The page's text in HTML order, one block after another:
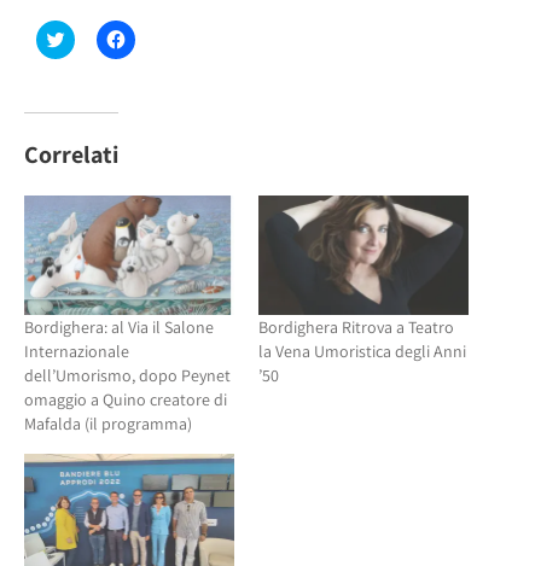
Fai
clic
su
(Si
apre
una
nuova
finestra)
Fai
clic
nuova
finestra)
Correlati
Bordighera: al Via il Salone
Internazionale
dell’Umorismo, dopo Peynet
omaggio a Quino creatore di
Mafalda (il programma)
Bordighera Ritrova a Teatro
la Vena Umoristica degli Anni
’50